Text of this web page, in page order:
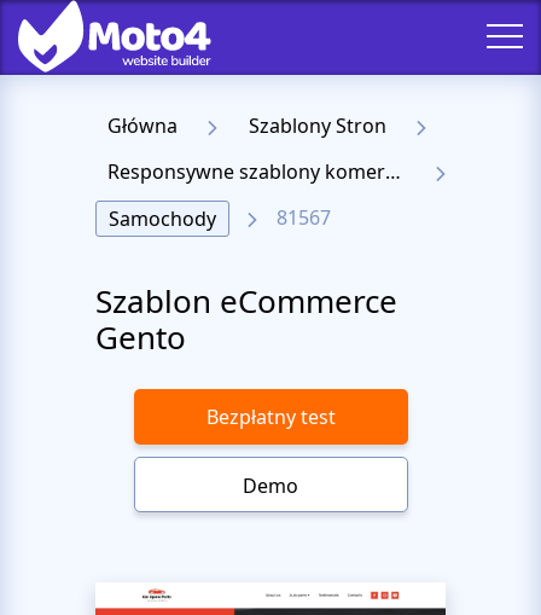
Główna
Szablony Stron
Responsywne szablony komercyjne
Samochody
81567
Szablon eCommerce
Gento
Bezpłatny test
Demo